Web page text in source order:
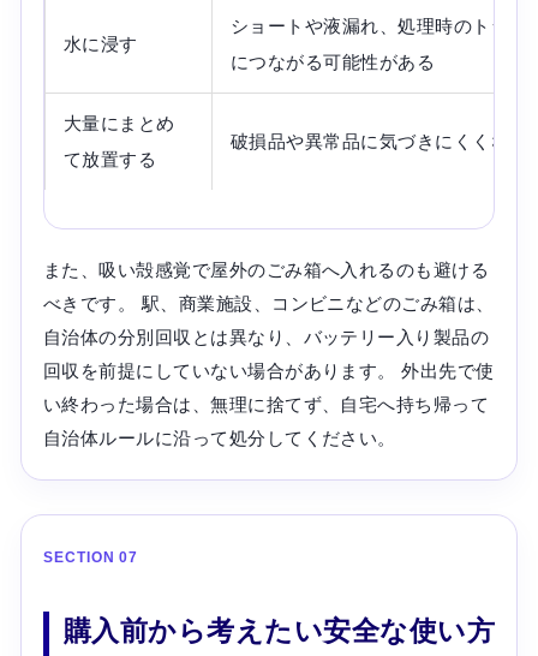
水に浸す
ショートや液漏れ、処理時のトラブ
につながる可能性がある
大量にまとめ
て放置する
破損品や異常品に気づきにくくなる
また、吸い殻感覚で屋外のごみ箱へ入れるのも避ける
べきです。 駅、商業施設、コンビニなどのごみ箱は、
自治体の分別回収とは異なり、バッテリー入り製品の
回収を前提にしていない場合があります。 外出先で使
い終わった場合は、無理に捨てず、自宅へ持ち帰って
自治体ルールに沿って処分してください。
SECTION 07
購入前から考えたい安全な使い方